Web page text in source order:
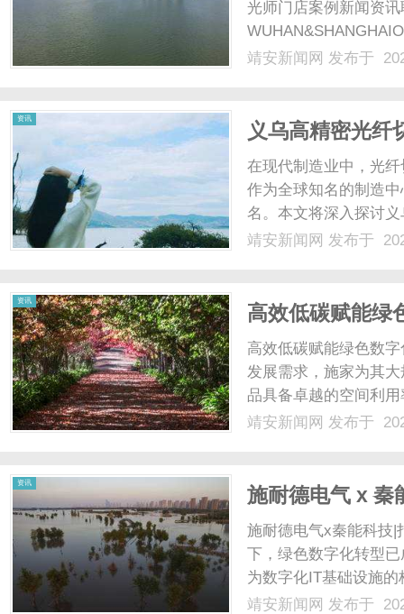
光师门店案例新闻资
配镜的写字楼眼镜店
靖安新闻网 发布于
资讯
义乌高精密光纤
在现代制造业中，光
作为全球知名的制造
名。本文将深入探讨
这些设备的重要性及
靖安新闻网 发布于
资讯
高效低碳赋能绿
高效低碳赋能绿色数
发展需求，施家为其
品具备卓越的空间利
下效率高达99%，不
靖安新闻网 发布于
资讯
施耐德电气 x 秦
施耐德电气x秦能科技|
下，绿色数字化转型
为数字化IT基础设施
长的同时，也面临绿
靖安新闻网 发布于